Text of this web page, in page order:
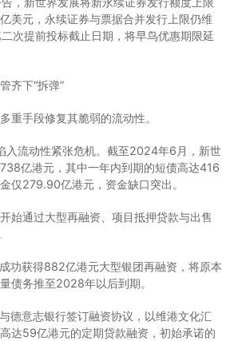
美元，永续证券与票据合并发行上限仍维
次提前投标截止日期，将早鸟优惠期限延
齐下“拆弹”
重手段修复其脆弱的流动性。
入流动性紧张危机。截至2024年6月，新世
亿港元，其中一年内到期的短债高达416
仅279.90亿港元，资金缺口突出。
始通过大型再融资、项目抵押贷款与出售
功获得882亿港元大型银团再融资，将原本
债务推至2028年以后到期。
德意志银行签订融资协议，以维港文化汇
达59亿港元的定期贷款融资，初始承诺的